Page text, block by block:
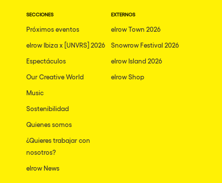
SECCIONES
Próximos eventos
elrow Ibiza x [UNVRS] 2026
Espectáculos
Our Creative World
Music
Sostenibilidad
Quienes somos
¿Quieres trabajar con
nosotros?
elrow News
EXTERNOS
elrow Town 2026
Snowrow Festival 2026
elrow Island 2026
elrow Shop